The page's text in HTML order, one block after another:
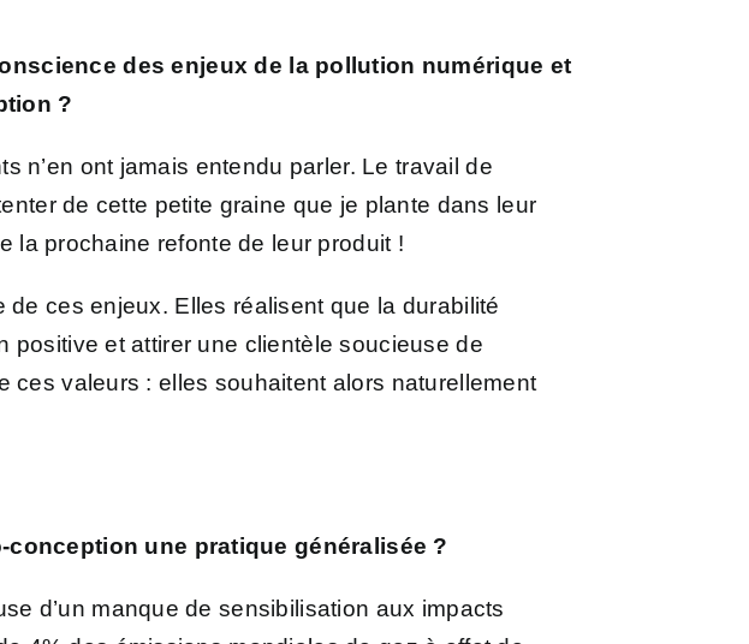
des enjeux de la pollution numérique et
?
n’en ont jamais entendu parler. Le travail de
de cette petite graine que je plante dans leur
la prochaine refonte de leur produit !
ces enjeux. Elles réalisent que la durabilité
positive et attirer une clientèle soucieuse de
ces valeurs : elles souhaitent alors naturellement
une pratique généralisée ?
d’un manque de sensibilisation aux impacts